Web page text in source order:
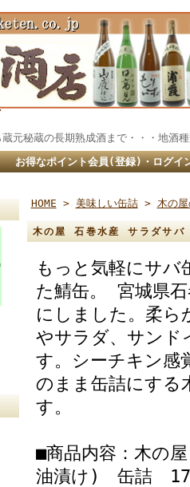
蔵元秘蔵の長期熟成酒まで・・
お得なポイント会員(登録)・ログイ
HOME > 美味しい缶詰> 木の
木の屋 石巻水産 サラダサ
もっと気軽にサ
た鯖缶。 宮城県
にしました。柔ら
やサラダ、サンド
す。シーチキン感
のまま缶詰にする
す。
■商品内容：木の
油漬け) 缶詰